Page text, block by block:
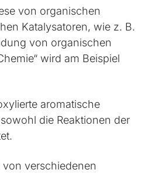
von organischen
Katalysatoren, wie z. B.
von organischen
wird am Beispiel
aromatische
die Reaktionen der
verschiedenen